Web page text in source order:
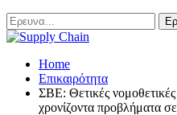
Home
Επικαιρότητα
ΣΒΕ: Θετικές
χρονίζοντα προβλήματα